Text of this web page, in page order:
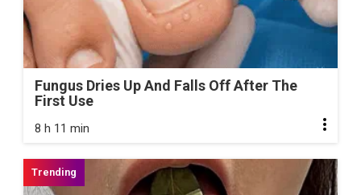
Fungus Dries Up And Falls Off After The
First Use
8 h 11 min